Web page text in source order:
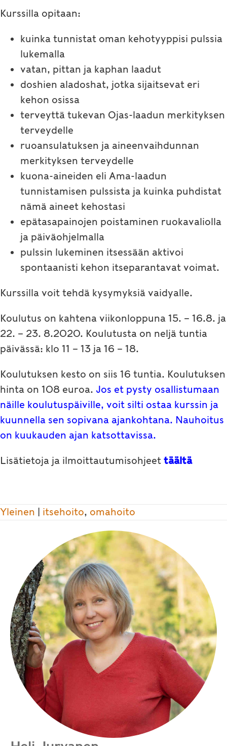
Kurssilla opitaan:
kuinka tunnistat oman kehotyyppisi pulssia
lukemalla
vatan, pittan ja kaphan laadut
doshien aladoshat, jotka sijaitsevat eri
kehon osissa
terveyttä tukevan Ojas-laadun merkityksen
terveydelle
ruoansulatuksen ja aineenvaihdunnan
merkityksen terveydelle
kuona-aineiden eli Ama-laadun
tunnistamisen pulssista ja kuinka puhdistat
nämä aineet kehostasi
epätasapainojen poistaminen ruokavaliolla
ja päiväohjelmalla
pulssin lukeminen itsessään aktivoi
spontaanisti kehon itseparantavat voimat.
Kurssilla voit tehdä kysymyksiä vaidyalle.
Koulutus on kahtena viikonloppuna 15. – 16.8. ja
22. – 23. 8.2020. Koulutusta on neljä tuntia
päivässä: klo 11 – 13 ja 16 – 18.
Koulutuksen kesto on siis 16 tuntia. Koulutuksen
hinta on 108 euroa. Jos et pysty osallistumaan
näille koulutuspäiville, voit silti ostaa kurssin ja
kuunnella sen sopivana ajankohtana. Nauhoitus
on kuukauden ajan katsottavissa.
Lisätietoja ja ilmoittautumisohjeet täältä
Yleinen itsehoito, omahoito